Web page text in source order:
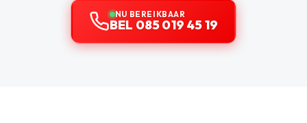
NU BEREIKBAAR
BEL 085 019 45 19